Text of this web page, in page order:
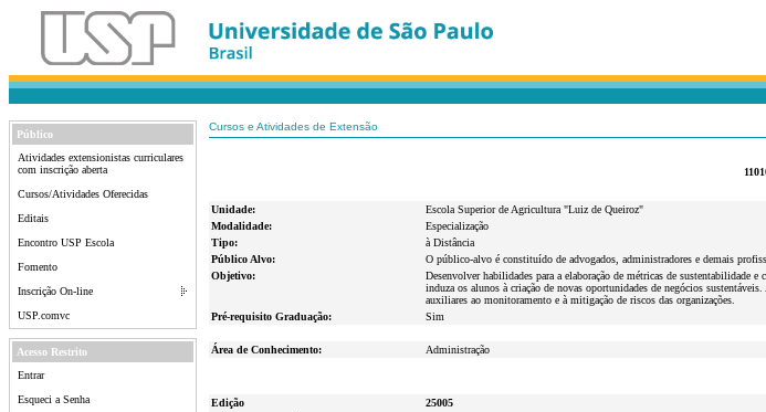
Público
Atividades extensionistas curriculares
com inscrição aberta
Cursos/Atividades Oferecidas
Editais
Encontro USP Escola
Fomento
Inscrição On-line
USP.comvc
Acesso Restrito
Entrar
Esqueci a Senha
Cursos e Atividades de Extensão
Unidade:
Escola Superior de Agricultura "Luiz de Queiroz"
Modalidade:
Especialização
Tipo:
à Distância
Público Alvo:
O público-alvo é constituído de advogados, administradores e demais
Objetivo:
Desenvolver habilidades para a elaboração de métricas de sustentabilidade
induza os alunos à criação de novas oportunidades de negócios
auxiliares ao monitoramento e à mitigação de riscos das organizações.
Pré-requisito Graduação:
Sim
Área de Conhecimento: Administração
Edição
25005